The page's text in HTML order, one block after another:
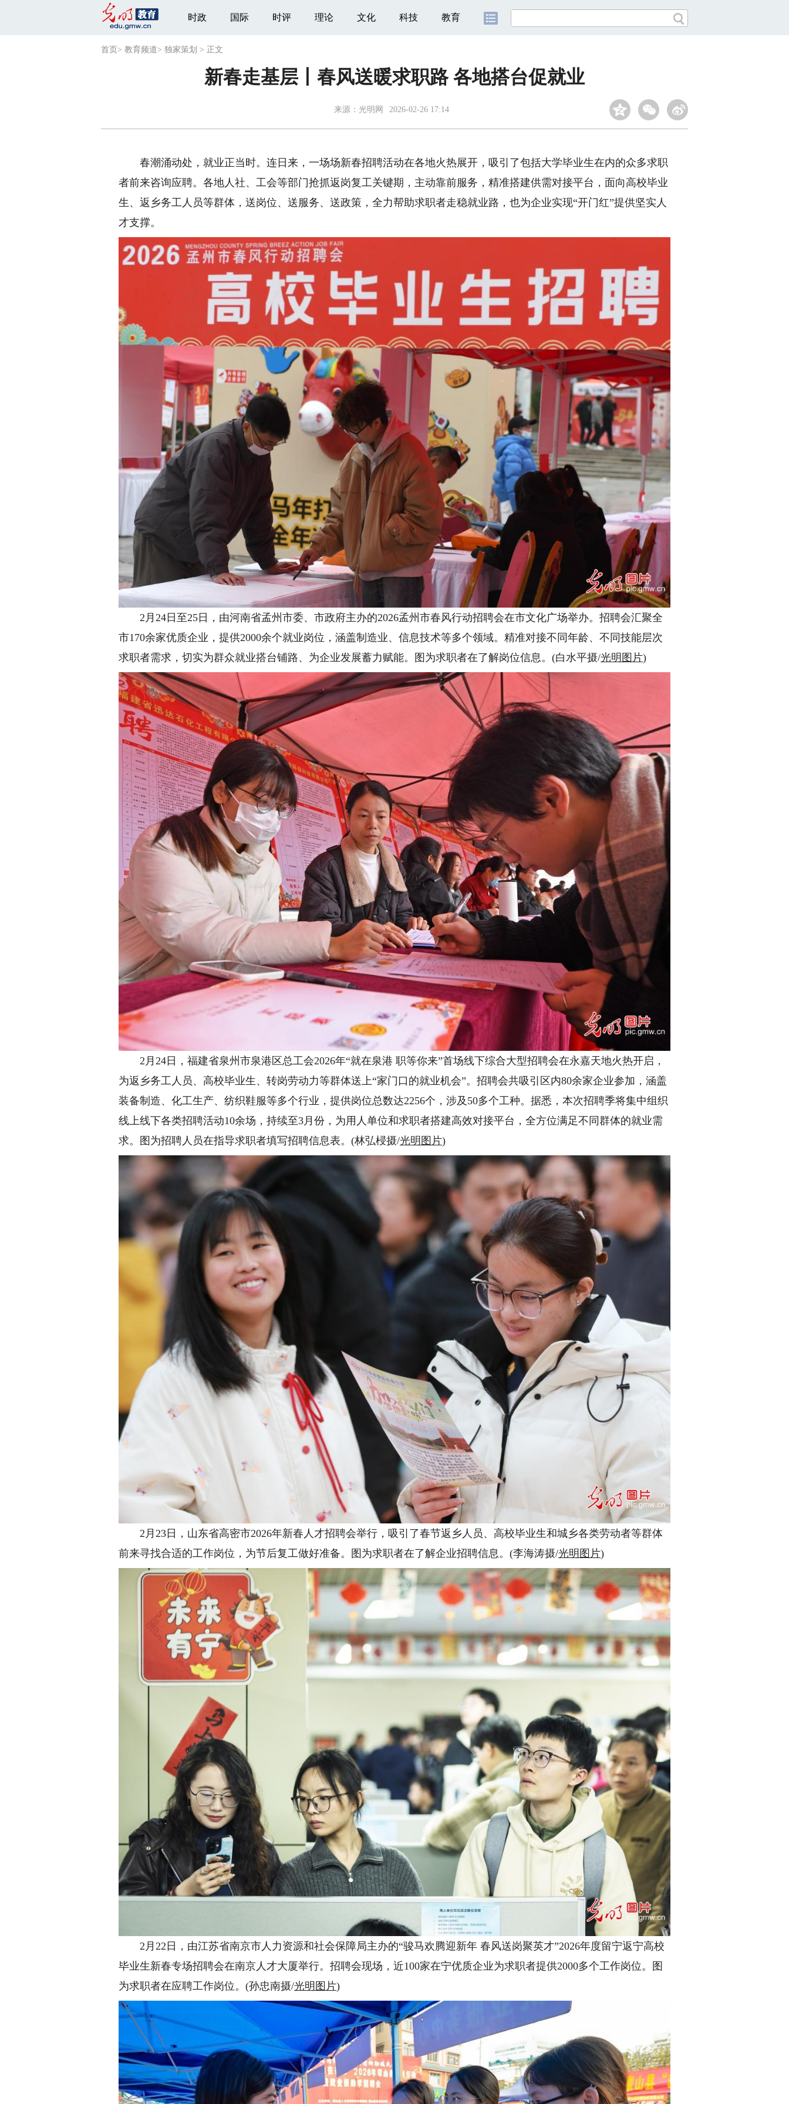
时政 国际 时评 理论 文化 科技 教育
首页 > 教育频道> 独家策划 > 正文
新春走基层丨春风送暖求职路 各地搭台促就业
来源： 光明网 2026-02-26 17:14
春潮涌动处，就业正当时。连日来，一场场新春招聘活动在各地火热展开，吸引了包括大学毕业生在内的众多求职
者前来咨询应聘。各地人社、工会等部门抢抓返岗复工关键期，主动靠前服务，精准搭建供需对接平台，面向高校毕业
生、返乡务工人员等群体，送岗位、送服务、送政策，全力帮助求职者走稳就业路，也为企业实现“开门红”提供坚实人
才支撑。
2月24日至25日，由河南省孟州市委、市政府主办的2026孟州市春风行动招聘会在市文化广场举办。招聘会汇聚全
市170余家优质企业，提供2000余个就业岗位，涵盖制造业、信息技术等多个领域。精准对接不同年龄、不同技能层次
求职者需求，切实为群众就业搭台铺路、为企业发展蓄力赋能。图为求职者在了解岗位信息。(白水平摄/光明图片)
2月24日，福建省泉州市泉港区总工会2026年“就在泉港 职等你来”首场线下综合大型招聘会在永嘉天地火热开启，
为返乡务工人员、高校毕业生、转岗劳动力等群体送上“家门口的就业机会”。招聘会共吸引区内80余家企业参加，涵盖
装备制造、化工生产、纺织鞋服等多个行业，提供岗位总数达2256个，涉及50多个工种。据悉，本次招聘季将集中组织
线上线下各类招聘活动10余场，持续至3月份，为用人单位和求职者搭建高效对接平台，全方位满足不同群体的就业需
求。图为招聘人员在指导求职者填写招聘信息表。(林弘梫摄/光明图片)
2月23日，山东省高密市2026年新春人才招聘会举行，吸引了春节返乡人员、高校毕业生和城乡各类劳动者等群体
前来寻找合适的工作岗位，为节后复工做好准备。图为求职者在了解企业招聘信息。(李海涛摄/光明图片)
2月22日，由江苏省南京市人力资源和社会保障局主办的“骏马欢腾迎新年 春风送岗聚英才”2026年度留宁返宁高校
毕业生新春专场招聘会在南京人才大厦举行。招聘会现场，近100家在宁优质企业为求职者提供2000多个工作岗位。图
为求职者在应聘工作岗位。(孙忠南摄/光明图片)